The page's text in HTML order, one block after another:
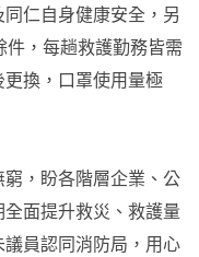
仁自身健康安全，另
，每趟救護勤務皆需
換，口罩使用量極
，盼各階層企業、公
面提升救災、救護量
員認同消防局，用心